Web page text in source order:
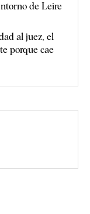
de Leire
al juez, el
porque cae